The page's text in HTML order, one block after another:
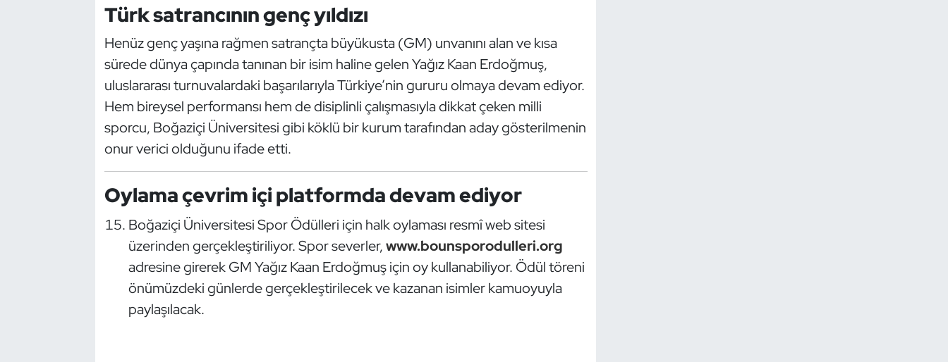
Türk satrancının genç yıldızı
Henüz genç yaşına rağmen satrançta büyükusta (GM) unvanını alan ve kısa
sürede dünya çapında tanınan bir isim haline gelen Yağız Kaan Erdoğmuş,
uluslararası turnuvalardaki başarılarıyla Türkiye’nin gururu olmaya devam ediyor.
Hem bireysel performansı hem de disiplinli çalışmasıyla dikkat çeken milli
sporcu, Boğaziçi Üniversitesi gibi köklü bir kurum tarafından aday gösterilmenin
onur verici olduğunu ifade etti.
Oylama çevrim içi platformda devam ediyor
Boğaziçi Üniversitesi Spor Ödülleri için halk oylaması resmî web sitesi
üzerinden gerçekleştiriliyor. Spor severler,www.bounsporodulleri.org
adresine girerek GM Yağız Kaan Erdoğmuş için oy kullanabiliyor. Ödül töreni
önümüzdeki günlerde gerçekleştirilecek ve kazanan isimler kamuoyuyla
paylaşılacak.
Modern Pentatlon